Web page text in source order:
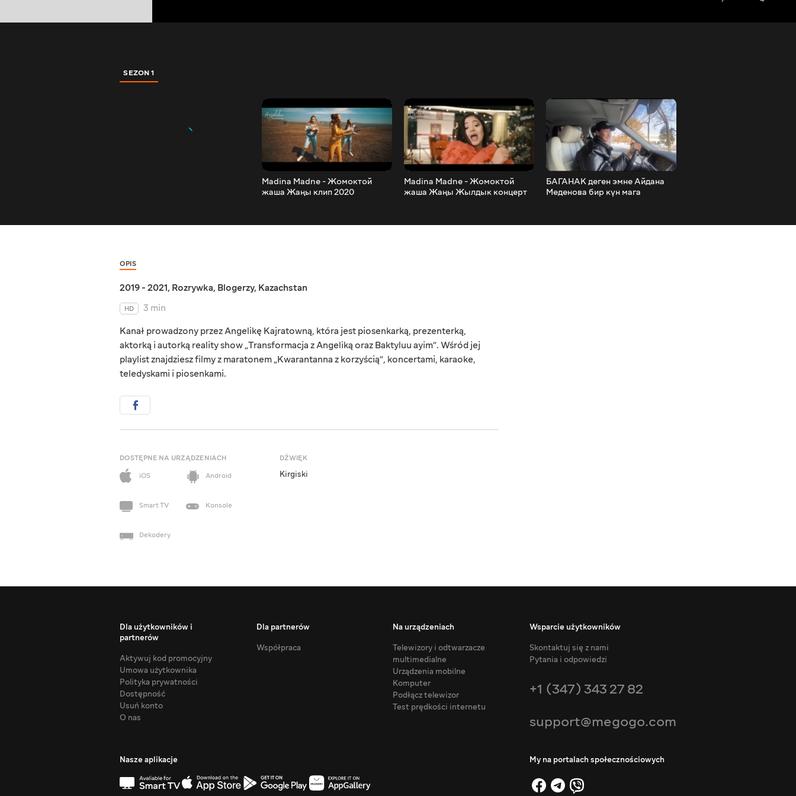
SEZON 1
Madina Madne - Жомоктой
жаша Жаңы клип 2020
Madina Madne - Жомоктой
жаша Жаңы Жылдык концерт
БАГАНАК деген эмне Айдана
Меденова бир күн мага
OPIS
2019 - 2021, Rozrywka, Blogerzy, Kazachstan
HD
3 min
Kanał prowadzony przez Angelikę Kajratowną, która jest piosenkarką, prezenterką,
aktorką i autorką reality show „Transformacja z Angeliką oraz Baktyluu ayim”. Wśród jej
playlist znajdziesz filmy z maratonem „Kwarantanna z korzyścią”, koncertami, karaoke,
teledyskami i piosenkami.
DOSTĘPNE NA URZĄDZENIACH
iOS
Android
Smart TV Konsole
Dekodery
DŹWIĘK
Kirgiski
Dla użytkowników i
partnerów
Aktywuj kod promocyjny
Umowa użytkownika
Polityka prywatności
Dostępność
Usuń konto
O nas
Dla partnerów
Współpraca
Na urządzeniach
Telewizory i odtwarzacze
multimedialne
Urządzenia mobilne
Komputer
Podłącz telewizor
Test prędkości internetu
Wsparcie użytkowników
Skontaktuj się z nami
Pytania i odpowiedzi
+1 (347) 343 27 82
support@megogo.com
Nasze aplikacje My na portalach społecznościowych